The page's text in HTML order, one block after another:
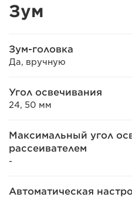
Зум
Зум-головка
Да, вручную
Угол освечивания
24, 50 мм
Максимальный угол
рассеивателем
-
Автоматическая